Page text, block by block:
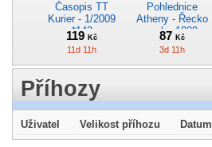
Časopis TT
Kurier - 1/2009
*142
119Kč
11d 11h
Pohlednice
Atheny - Řecko
z roku 1989.
Nová nepoužitá
*5019
87 Kč
3d 11h
Pohlednice
Pohlednice
Příhozy
Uživatel Velikost příhozu Datum